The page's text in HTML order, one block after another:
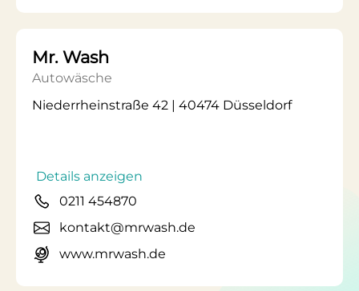
Mr. Wash
Autowäsche
Niederrheinstraße 42 | 40474 Düsseldorf
Details anzeigen
0211 454870
kontakt@mrwash.de
www.mrwash.de